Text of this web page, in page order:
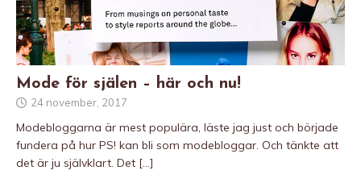
Mode för själen – här och nu!
24 november, 2017
Modebloggarna är mest populära, läste jag just och började
fundera på hur PS! kan bli som modebloggar. Och tänkte att
det är ju självklart. Det […]